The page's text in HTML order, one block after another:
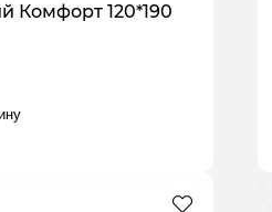
Комфорт 120*190